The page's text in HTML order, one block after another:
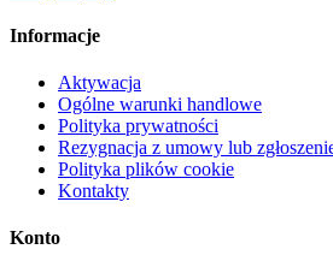
Informacje
Aktywacja
Ogólne warunki handlowe
Polityka prywatności
Rezygnacja z umowy lub
Polityka plików cookie
Kontakty
Konto